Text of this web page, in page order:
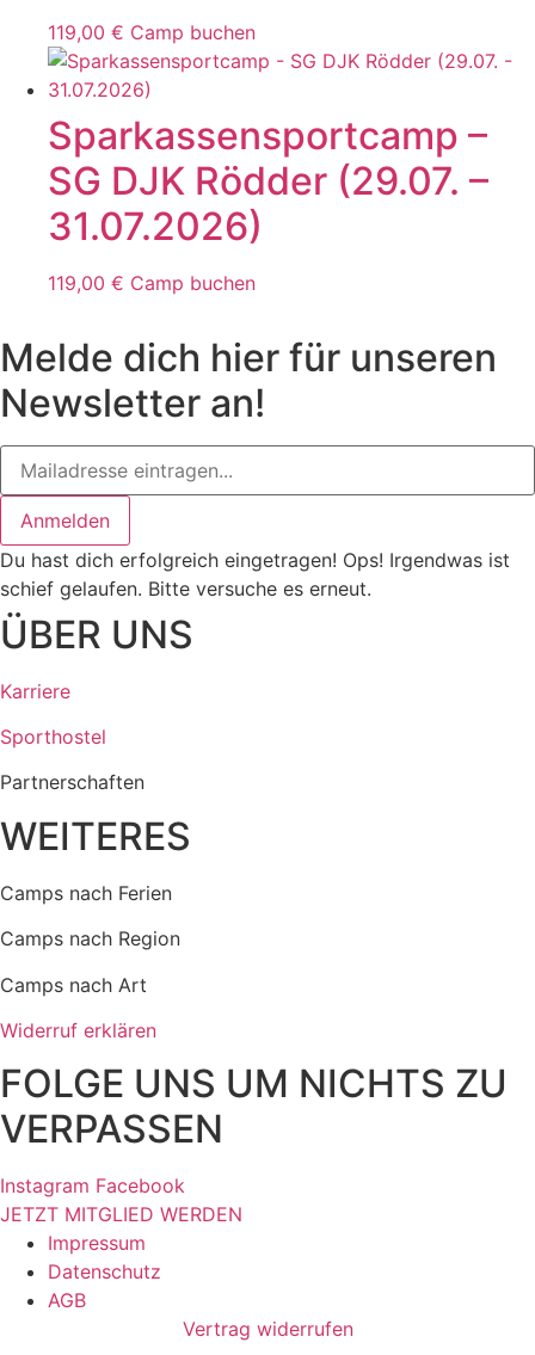
119,00 € Camp buchen
Sparkassensportcamp –
SG DJK Rödder (29.07. –
31.07.2026)
119,00 € Camp buchen
Melde dich hier für unseren
Newsletter an!
Anmelden
Du hast dich erfolgreich eingetragen! Ops! Irgendwas ist
schief gelaufen. Bitte versuche es erneut.
ÜBER UNS
Karriere
Sporthostel
Partnerschaften
WEITERES
Camps nach Ferien
Camps nach Region
Camps nach Art
Widerruf erklären
FOLGE UNS UM NICHTS ZU
VERPASSEN
Instagram Facebook
JETZT MITGLIED WERDEN
Impressum
Datenschutz
AGB
Vertrag widerrufen